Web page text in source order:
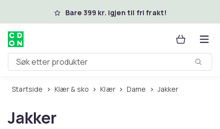
Hopp til hovedinnholdBare 399 kr. igjen til fri frakt!
Søk etter produkter
Startside Klær & sko Klær Dame Jakker
Jakker